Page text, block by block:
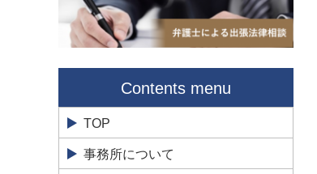
Contents menu
TOP
事務所について